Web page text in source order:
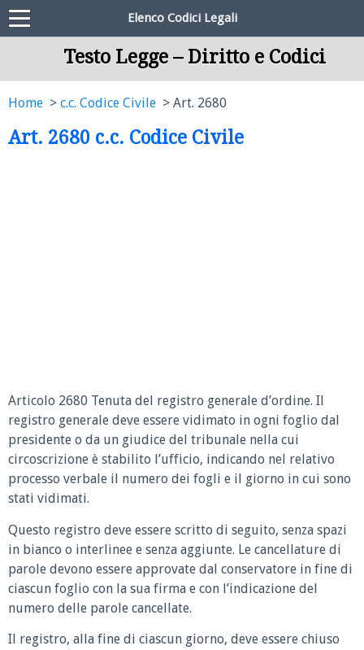
Elenco Codici Legali
Testo Legge – Diritto e Codici
Home c.c. Codice Civile Art. 2680
Art. 2680 c.c. Codice Civile
Articolo 2680 Tenuta del registro generale d’ordine. Il
registro generale deve essere vidimato in ogni foglio dal
presidente o da un giudice del tribunale nella cui
circoscrizione è stabilito l’ufficio, indicando nel relativo
processo verbale il numero dei fogli e il giorno in cui sono
stati vidimati.
Questo registro deve essere scritto di seguito, senza spazi
in bianco o interlinee e senza aggiunte. Le cancellature di
parole devono essere approvate dal conservatore in fine di
ciascun foglio con la sua firma e con l’indicazione del
numero delle parole cancellate.
Il registro, alla fine di ciascun giorno, deve essere chiuso